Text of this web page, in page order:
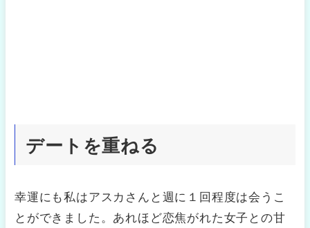
デートを重ねる
幸運にも私はアスカさんと週に１回程度は会うこ
とができました。あれほど恋焦がれた女子との甘